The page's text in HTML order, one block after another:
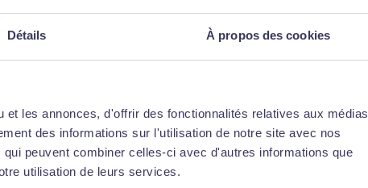
Détails À propos des cookies
les annonces, d'offrir des fonctionnalités relatives aux médias
des informations sur l'utilisation de notre site avec nos
peuvent combiner celles-ci avec d'autres informations que
utilisation de leurs services.